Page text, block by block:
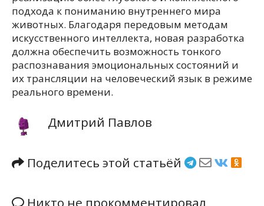
подхода к пониманию внутреннего мира
животных. Благодаря передовым методам
искусственного интеллекта, новая разработка
должна обеспечить возможность тонкого
распознавания эмоциональных состояний и
их трансляции на человеческий язык в режиме
реального времени.
Дмитрий Павлов
Поделитесь этой статьёй
Никто не прокомментировал